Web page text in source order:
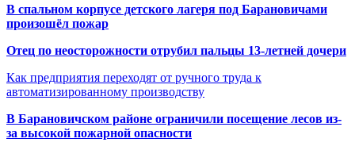
В спальном корпусе детского лагеря под Барановичами
произошёл пожар
Отец по неосторожности отрубил пальцы 13-летней дочери
Как предприятия переходят от ручного труда к
автоматизированному производству
В Барановичском районе ограничили посещение лесов из-
за высокой пожарной опасности